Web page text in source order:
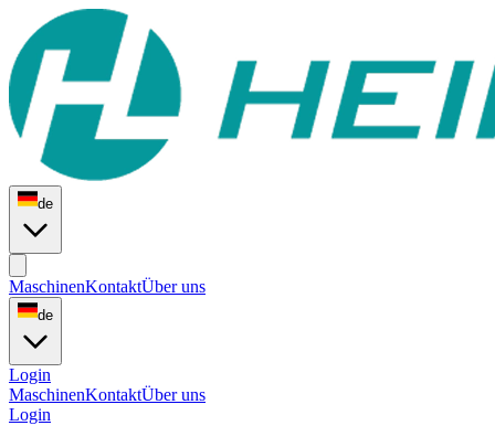
de
MaschinenKontaktÜber uns
de
Login
MaschinenKontaktÜber uns
Login